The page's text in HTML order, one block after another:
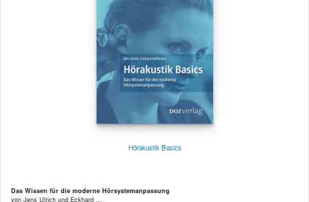
Hörakustik Basics
Das Wissen für die moderne Hörsystemanpassung
von Jens Ulrich und Eckhard ...